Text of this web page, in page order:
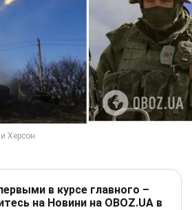
в курсе главного –
на Новини на OBOZ.UA в